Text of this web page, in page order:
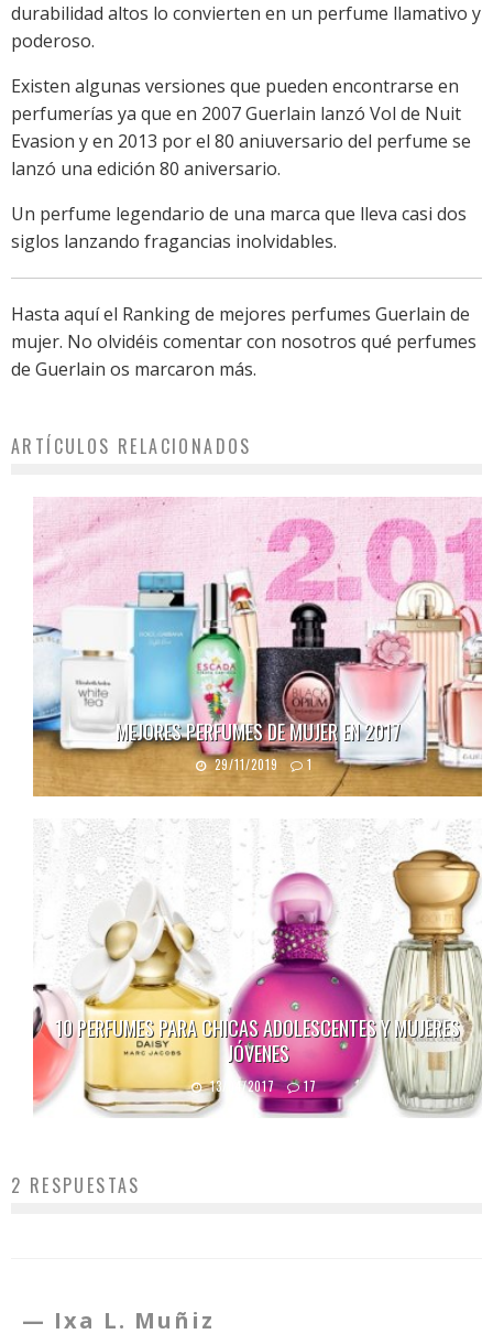
durabilidad altos lo convierten en un perfume llamativo y
poderoso.
Existen algunas versiones que pueden encontrarse en
perfumerías ya que en 2007 Guerlain lanzó Vol de Nuit
Evasion y en 2013 por el 80 aniuversario del perfume se
lanzó una edición 80 aniversario.
Un perfume legendario de una marca que lleva casi dos
siglos lanzando fragancias inolvidables.
Hasta aquí el Ranking de mejores perfumes Guerlain de
mujer. No olvidéis comentar con nosotros qué perfumes
de Guerlain os marcaron más.
ARTÍCULOS RELACIONADOS
MEJORES PERFUMES DE MUJER EN 2017
29/11/2019 1
10 PERFUMES PARA CHICAS ADOLESCENTES Y MUJERES
JÓVENES
13/04/2017 17
2 RESPUESTAS
Ixa L. Muñiz